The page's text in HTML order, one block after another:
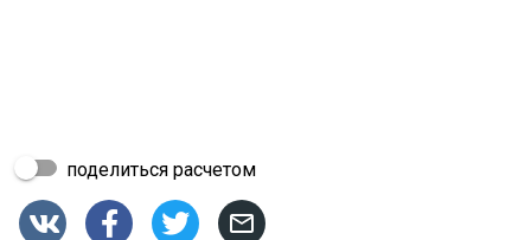
поделиться расчетом
   